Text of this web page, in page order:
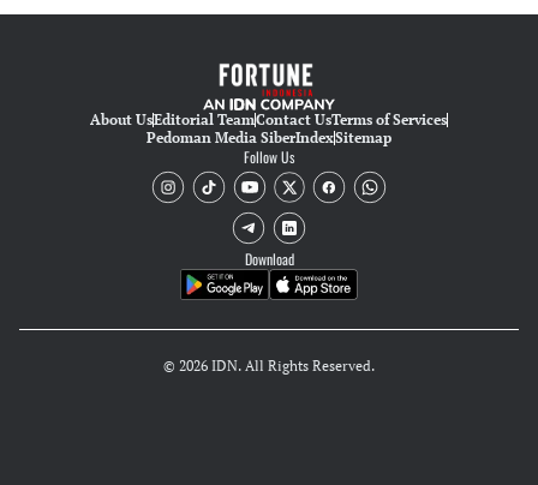
About UsEditorial TeamContact UsTerms of Services
Pedoman Media SiberIndexSitemap
Follow Us
Download
© 2026 IDN. All Rights Reserved.